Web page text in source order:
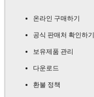
온라인 구매하기
공식 판매처 확인하기
보유제품 관리
다운로드
환불 정책